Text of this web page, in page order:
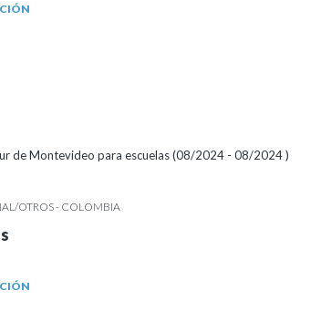
de Montevideo para escuelas (08/2024 - 08/2024 )
OTROS - COLOMBIA